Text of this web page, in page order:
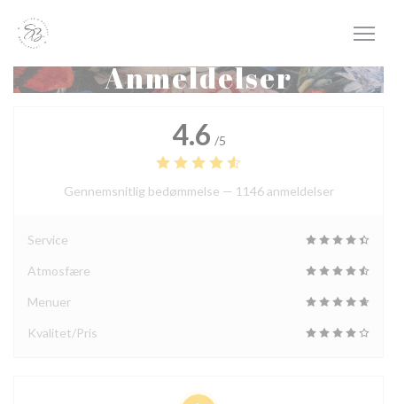
Anmeldelser
4.6 /5
Gennemsnitlig bedømmelse — 1146 anmeldelser
Service
Atmosfære
Menuer
Kvalitet/Pris